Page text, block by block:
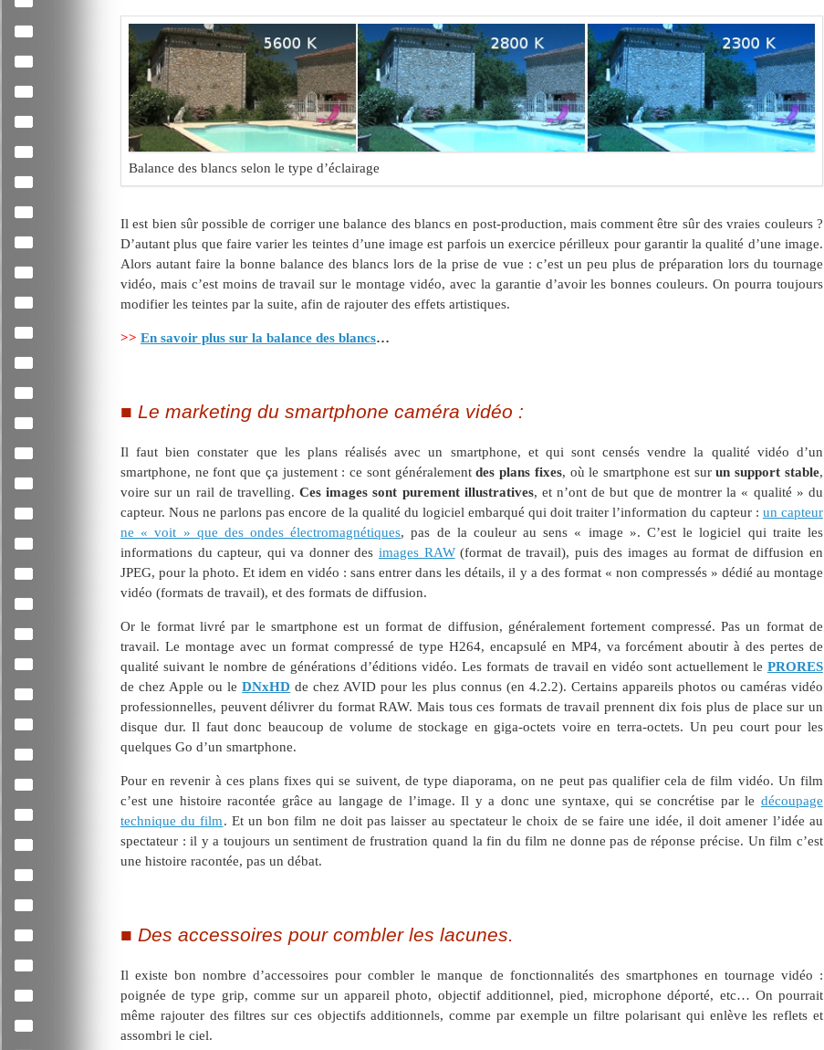
Balance des blancs selon le type d’éclairage
Il est bien sûr possible de corriger une balance des blancs en post-production, mais comment être sûr des vraies couleurs ?
D’autant plus que faire varier les teintes d’une image est parfois un exercice périlleux pour garantir la qualité d’une image.
Alors autant faire la bonne balance des blancs lors de la prise de vue : c’est un peu plus de préparation lors du tournage
vidéo, mais c’est moins de travail sur le montage vidéo, avec la garantie d’avoir les bonnes couleurs. On pourra toujours
modifier les teintes par la suite, afin de rajouter des effets artistiques.
>> En savoir plus sur la balance des blancs…
Le marketing du smartphone caméra vidéo :
Il faut bien constater que les plans réalisés avec un smartphone, et qui sont censés vendre la qualité vidéo d’un
smartphone, ne font que ça justement : ce sont généralementdes plans fixes, où le smartphone est surun support stable,
voire sur un rail de travelling.Ces images sont purement illustratives, et n’ont de but que de montrer la « qualité » du
capteur. Nous ne parlons pas encore de la qualité du logiciel embarqué qui doit traiter l’information du capteur : un capteur
ne « voit » que des ondes électromagnétiques, pas de la couleur au sens « image ». C’est le logiciel qui traite les
informations du capteur, qui va donner desimages RAW(format de travail), puis des images au format de diffusion en
JPEG, pour la photo. Et idem en vidéo : sans entrer dans les détails, il y a des format « non compressés » dédié au montage
vidéo (formats de travail), et des formats de diffusion.
Or le format livré par le smartphone est un format de diffusion, généralement fortement compressé. Pas un format de
travail. Le montage avec un format compressé de type H264, encapsulé en MP4, va forcément aboutir à des pertes de
qualité suivant le nombre de générations d’éditions vidéo. Les formats de travail en vidéo sont actuellement le PRORES
de chez Apple ou leDNxHD de chez AVID pour les plus connus (en 4.2.2). Certains appareils photos ou caméras vidéo
professionnelles, peuvent délivrer du format RAW. Mais tous ces formats de travail prennent dix fois plus de place sur un
disque dur. Il faut donc beaucoup de volume de stockage en giga-octets voire en terra-octets. Un peu court pour les
quelques Go d’un smartphone.
Pour en revenir à ces plans fixes qui se suivent, de type diaporama, on ne peut pas qualifier cela de film vidéo. Un film
c’est une histoire racontée grâce au langage de l’image. Il y a donc une syntaxe, qui se concrétise par le découpage
technique du film. Et un bon film ne doit pas laisser au spectateur le choix de se faire une idée, il doit amener l’idée au
spectateur : il y a toujours un sentiment de frustration quand la fin du film ne donne pas de réponse précise. Un film c’est
une histoire racontée, pas un débat.
Des accessoires pour combler les lacunes.
Il existe bon nombre d’accessoires pour combler le manque de fonctionnalités des smartphones en tournage vidéo :
poignée de type grip, comme sur un appareil photo, objectif additionnel, pied, microphone déporté, etc… On pourrait
même rajouter des filtres sur ces objectifs additionnels, comme par exemple un filtre polarisant qui enlève les reflets et
assombri le ciel.